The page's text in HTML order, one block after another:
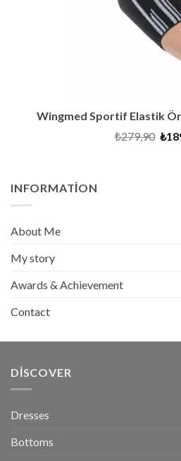
Wingmed Sportif Elastik
₺279,90 ₺
INFORMATION
About Me
My story
Awards & Achievement
Contact
DISCOVER
Dresses
Bottoms